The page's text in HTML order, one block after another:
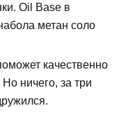
Oil Base в
метан соло
качественно
ничего, за три